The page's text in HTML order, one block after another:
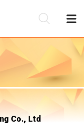
Co., Ltd